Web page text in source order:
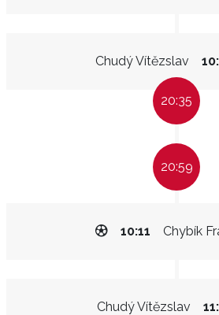
Chudý Vítězslav
20:35
20:59
Chybík
10:11
Chudý Vítězslav